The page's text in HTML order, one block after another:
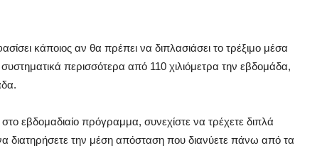
κάποιος αν θα πρέπει να διπλασιάσει το τρέξιμο μέσα
περισσότερα από 110 χιλιόμετρα την εβδομάδα,
εβδομαδιαίο πρόγραμμα, συνεχίστε να τρέχετε διπλά
διατηρήσετε την μέση απόσταση που διανύετε πάνω από τα